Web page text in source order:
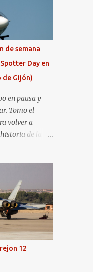
de semana
Day en
de Gijón)
en pausa y
Tomo el
volver a
de la
hasta que
nuevo. Mientras
las imágenes
El
gracias a
genial sesión
La Morgal
procesar
12